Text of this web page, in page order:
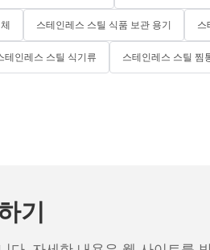
스테인레스 스틸 식품 보관 용기 스
테인레스 스틸 식기류 스테인레스 스틸 찜
기